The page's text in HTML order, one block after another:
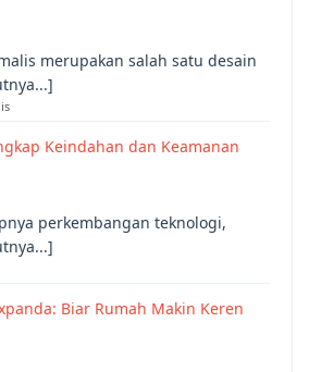
merupakan salah satu desain
Keindahan dan Keamanan
perkembangan teknologi,
Biar Rumah Makin Keren